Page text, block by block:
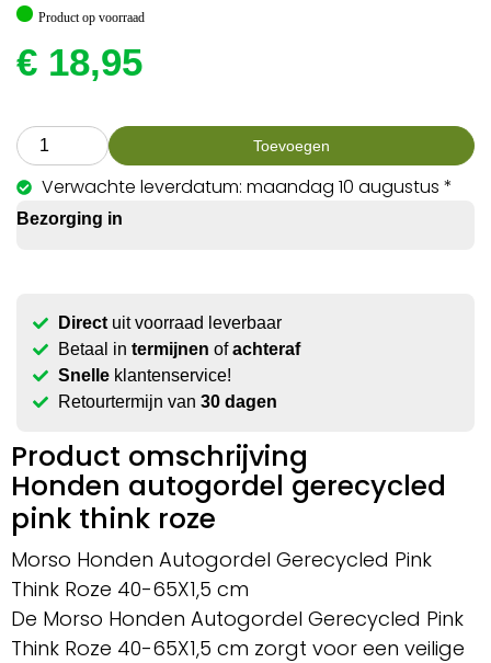
Product op voorraad
€ 18,95
Toevoegen
Verwachte leverdatum: maandag 10 augustus *
Bezorging in
Directuit voorraad leverbaar
Betaal in termijnen ofachteraf
Snelleklantenservice!
Retourtermijn van 30 dagen
Product omschrijving
Honden autogordel gerecycled
pink think roze
Morso Honden Autogordel Gerecycled Pink
Think Roze 40-65X1,5 cm
De Morso Honden Autogordel Gerecycled Pink
Think Roze 40-65X1,5 cm zorgt voor een veilige